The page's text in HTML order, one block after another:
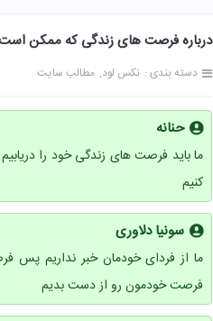
درباره فرصت های زندگی که ممکن است از دست
دسته بندی : نکس لود مطالب سایت
حنانه
ما باید فرصت های زندگی خود را
کنیم
سونیا دلاوری
ما از فردای خودمان خبر نداریم پس
فرصت خودمون رو از دست بدیم